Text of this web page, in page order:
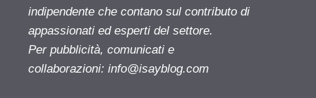
indipendente che contano sul contributo di
appassionati ed esperti del settore.
Per pubblicità, comunicati e
collaborazioni: info@isayblog.com